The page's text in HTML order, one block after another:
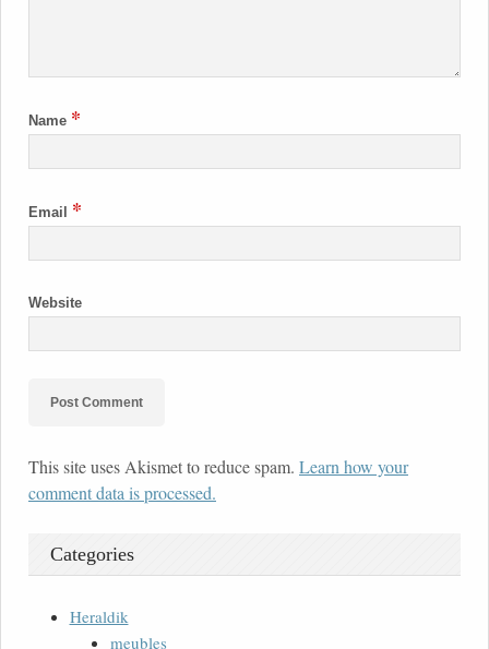
Name *
Email *
Website
This site uses Akismet to reduce spam. Learn how your
comment data is processed.
Categories
Heraldik
meubles